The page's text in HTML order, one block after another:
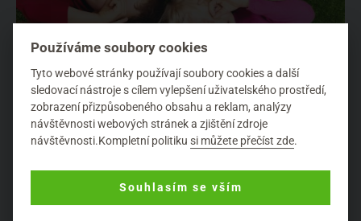
Co podnikat s dětmi
důležité pro jejich vývoj a rozvoj dovedností. A protože je právě
Používáme soubory cookies
Tyto webové stránky používají soubory cookies a další
sledovací nástroje s cílem vylepšení uživatelského prostředí,
zobrazení přizpůsobeného obsahu a reklam, analýzy
návštěvnosti webových stránek a zjištění zdroje
návštěvnosti.Kompletní politikusi můžete přečíst zde.
Souhlasím se vším